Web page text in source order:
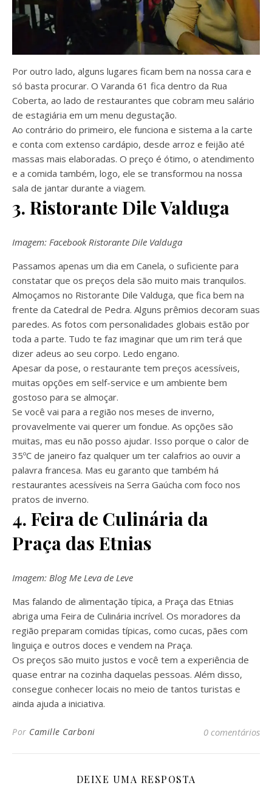
Por outro lado, alguns lugares ficam bem na nossa cara e
só basta procurar. O Varanda 61 fica dentro da Rua
Coberta, ao lado de restaurantes que cobram meu salário
de estagiária em um menu degustação.
Ao contrário do primeiro, ele funciona e sistema a la carte
e conta com extenso cardápio, desde arroz e feijão até
massas mais elaboradas. O preço é ótimo, o atendimento
e a comida também, logo, ele se transformou na nossa
sala de jantar durante a viagem.
3. Ristorante Dile Valduga
Imagem: Facebook Ristorante Dile Valduga
Passamos apenas um dia em Canela, o suficiente para
constatar que os preços dela são muito mais tranquilos.
Almoçamos no Ristorante Dile Valduga, que fica bem na
frente da Catedral de Pedra. Alguns prêmios decoram suas
paredes. As fotos com personalidades globais estão por
toda a parte. Tudo te faz imaginar que um rim terá que
dizer adeus ao seu corpo. Ledo engano.
Apesar da pose, o restaurante tem preços acessíveis,
muitas opções em self-service e um ambiente bem
gostoso para se almoçar.
Se você vai para a região nos meses de inverno,
provavelmente vai querer um fondue. As opções são
muitas, mas eu não posso ajudar. Isso porque o calor de
35ºC de janeiro faz qualquer um ter calafrios ao ouvir a
palavra francesa. Mas eu garanto que também há
restaurantes acessíveis na Serra Gaúcha com foco nos
pratos de inverno.
4. Feira de Culinária da
Praça das Etnias
Imagem: Blog Me Leva de Leve
Mas falando de alimentação típica, a Praça das Etnias
abriga uma Feira de Culinária incrível. Os moradores da
região preparam comidas típicas, como cucas, pães com
linguiça e outros doces e vendem na Praça.
Os preços são muito justos e você tem a experiência de
quase entrar na cozinha daquelas pessoas. Além disso,
consegue conhecer locais no meio de tantos turistas e
ainda ajuda a iniciativa.
Por Camille Carboni 0 comentários
DEIXE UMA RESPOSTA